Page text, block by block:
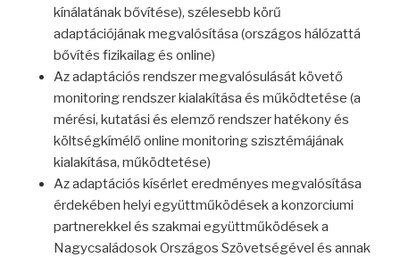
kínálatának bővítése), szélesebb körű
adaptációjának megvalósítása (országos hálózattá
bővítés fizikailag és online)
Az adaptációs rendszer megvalósulását követő
monitoring rendszer kialakítása és működtetése (a
mérési, kutatási és elemző rendszer hatékony és
költségkímélő online monitoring szisztémájának
kialakítása, működtetése)
Az adaptációs kísérlet eredményes megvalósítása
érdekében helyi együttműködések a konzorciumi
partnerekkel és szakmai együttműködések a
Nagycsaládosok Országos Szövetségével és annak